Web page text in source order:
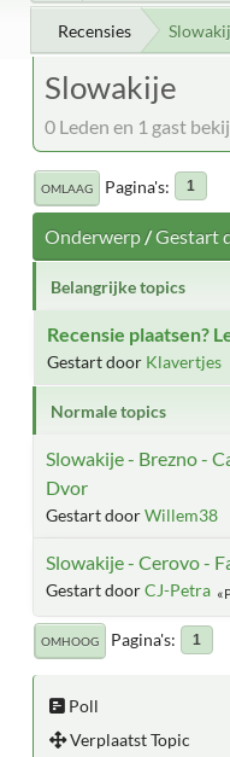
Recensies
Slowakije
0 Leden en 1 gast
OMLAAG Pagina's 1
Onderwerp/Gestart
Belangrijke topics
Recensie plaatsen?
Gestart door Klavertjes
Normale topics
Slowakije - Brezno -
Dvor
Gestart doorWillem38
Slowakije - Cerovo -
Gestart doorCJ-Petra
OMHOOG Pagina's 1
Poll
Verplaatst Topic